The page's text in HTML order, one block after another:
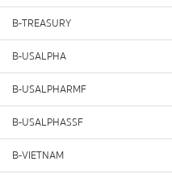
B-TREASURY
B-USALPHA
B-USALPHARMF
B-USALPHASSF
B-VIETNAM